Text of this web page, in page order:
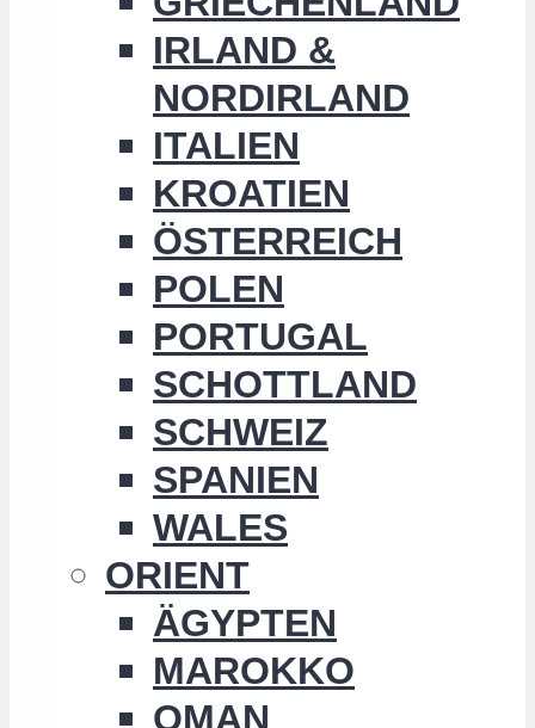
IRLAND &
NORDIRLAND
ITALIEN
KROATIEN
ÖSTERREICH
POLEN
PORTUGAL
SCHOTTLAND
SCHWEIZ
SPANIEN
WALES
ORIENT
ÄGYPTEN
MAROKKO
OMAN